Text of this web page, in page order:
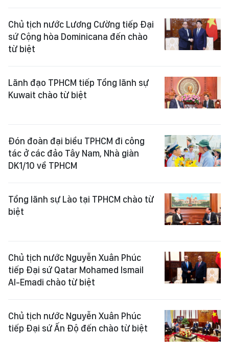
Chủ tịch nước Lương Cường tiếp Đại
sứ Cộng hòa Dominicana đến chào
từ biệt
Lãnh đạo TPHCM tiếp Tổng lãnh sự
Kuwait chào từ biệt
Đón đoàn đại biểu TPHCM đi công
tác ở các đảo Tây Nam, Nhà giàn
DK1/10 về TPHCM
Tổng lãnh sự Lào tại TPHCM chào từ
biệt
Chủ tịch nước Nguyễn Xuân Phúc
tiếp Đại sứ Qatar Mohamed Ismail
Al-Emadi chào từ biệt
Chủ tịch nước Nguyễn Xuân Phúc
tiếp Đại sứ Ấn Độ đến chào từ biệt